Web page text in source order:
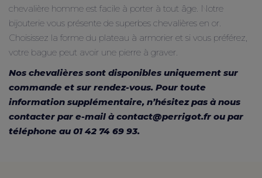
chevalière homme est facile à porter à tout âge. Notre
bijouterie vous présente de superbes chevalières en or.
Choisissez la forme du plateau à armorier et si vous préférez,
votre bague peut avoir une pierre à graver.
Nos chevalières sont disponibles uniquement sur
commande et sur rendez-vous. Pour toute
information supplémentaire, n’hésitez pas à nous
contacter par e-mail àcontact@perrigot.fr ou par
téléphone au 01 42 74 69 93.